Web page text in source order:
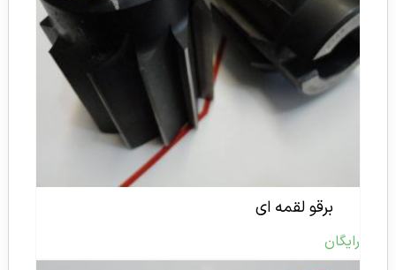
برقو لقمه ای
رایگان